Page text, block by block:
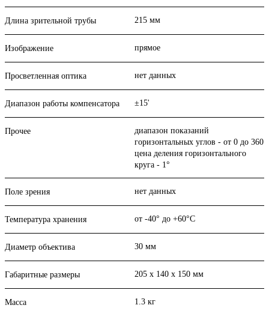
Длина зрительной трубы 215 мм
Изображение прямое
Просветленная оптика нет данных
Диапазон работы компенсатора ±15'
Прочее
диапазон показаний
горизонтальных углов - от 0 до 360
цена деления горизонтального
круга - 1°
Поле зрения нет данных
Температура хранения от -40° до +60°С
Диаметр объектива 30 мм
Габаритные размеры 205 x 140 x 150 мм
Масса 1.3 кг